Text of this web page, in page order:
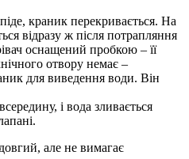
краник перекривається. На
відразу ж після потрапляння
оснащений пробкою – її
отвору немає –
для виведення води. Він
і вода зливається
але не вимагає